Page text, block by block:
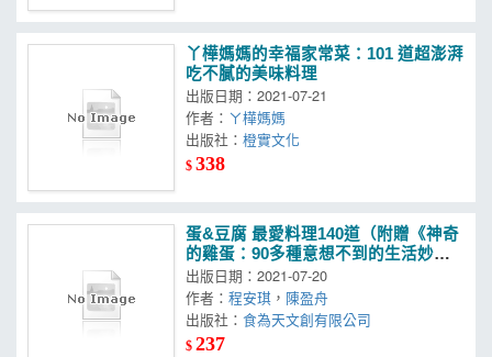
丫樺媽媽的幸福家常菜：101 道超澎湃
吃不膩的美味料理
出版日期：2021-07-21
作者： ㄚ樺媽媽
出版社：
$338
蛋&豆腐 最愛料理140道（附贈《神奇
的雞蛋：90多種意想不到的生活妙
用》）
出版日期：2021-07-20
作者：程安琪 ， 陳盈舟
出版社：
$237